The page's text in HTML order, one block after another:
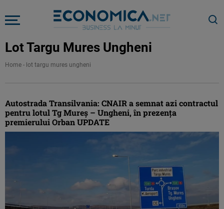
Lot Targu Mures Ungheni
Home - lot targu mures ungheni
Autostrada Transilvania: CNAIR a semnat azi contractul
pentru lotul Tg Mureș – Ungheni, în prezența
premierului Orban UPDATE